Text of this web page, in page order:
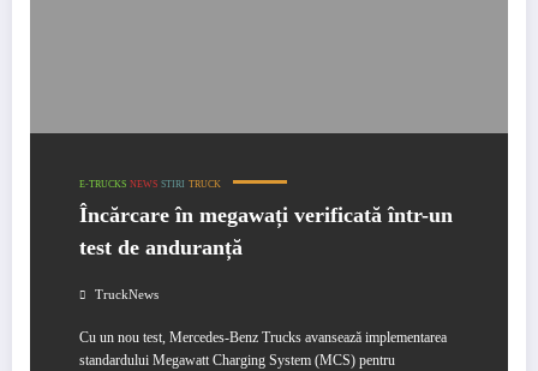
E-TRUCKS NEWS STIRI TRUCK
Încărcare în megawați verificată într-un
test de anduranță
TruckNews
Cu un nou test, Mercedes-Benz Trucks avansează implementarea
standardului Megawatt Charging System (MCS) pentru